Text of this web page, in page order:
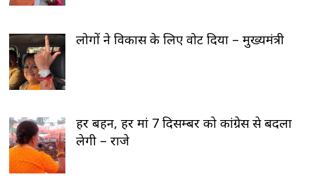
लोगों ने विकास के लिए वोट दिया – मुख्यमंत्री
हर बहन, हर मां 7 दिसम्बर को कांग्रेस से बदला
लेगी – राजे